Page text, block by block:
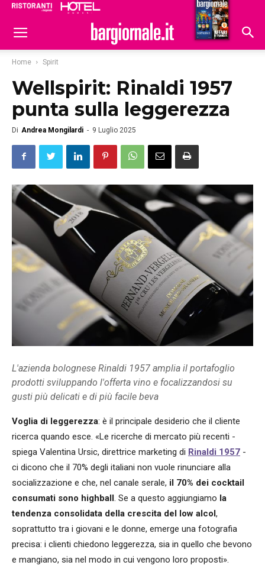
Hoteldomani
Home Spirit
Wellspirit: Rinaldi 1957
punta sulla leggerezza
Di Andrea Mongilardi - 9 Luglio 2025
L'azienda bolognese Rinaldi 1957 amplia il portafoglio
prodotti sviluppando l'offerta vino e focalizzandosi su
gusti più delicati e di più facile beva
Voglia di leggerezza: è il principale desiderio che il cliente
ricerca quando esce. «Le ricerche di mercato più recenti -
spiega Valentina Ursic, direttrice marketing di Rinaldi 1957 -
ci dicono che il 70% degli italiani non vuole rinunciare alla
socializzazione e che, nel canale serale, il 70% dei cocktail
consumati sono highball. Se a questo aggiungiamo la
tendenza consolidata della crescita del low alcol,
soprattutto tra i giovani e le donne, emerge una fotografia
precisa: i clienti chiedono leggerezza, sia in quello che bevono
e mangiano, sia nel modo in cui vengono loro proposti».